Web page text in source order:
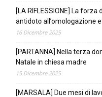
[LA RIFLESSIONE] La
antidoto all’omologazione
16 Dicembre 2025
[PARTANNA] Nella terza
Natale in chiesa madre
15 Dicembre 2025
[MARSALA] Due mesi di